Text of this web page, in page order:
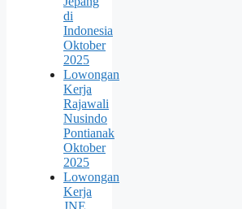
di
Indonesia
Oktober
2025
Lowongan
Kerja
Rajawali
Nusindo
Pontianak
Oktober
2025
Lowongan
Kerja
JNE